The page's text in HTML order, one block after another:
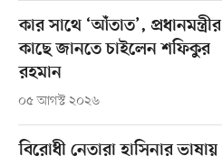
কার সাথে ‘আঁতাত’, প্রধানমন্ত্রীর
কাছে জানতে চাইলেন শফিকুর
রহমান
০৫ আগস্ট ২০২৬
বিরোধী নেতারা হাসিনার ভাষায়